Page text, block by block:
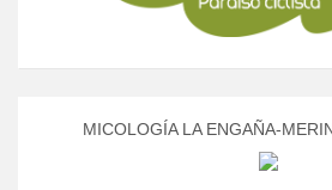
MICOLOGÍA LA ENGAÑA-